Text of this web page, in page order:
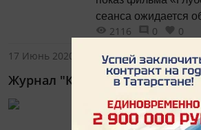
сеанса ожидается
с режиссёром
2116 0
0
17 Июнь 2020 - 08:08
Журнал "Казань" в каждый
Что делает с утра
большинство из